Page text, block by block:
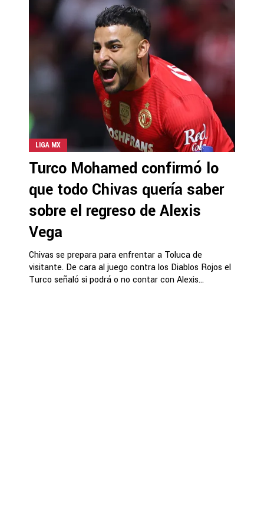
LIGA MX
Turco Mohamed confirmó lo
que todo Chivas quería saber
sobre el regreso de Alexis
Vega
Chivas se prepara para enfrentar a Toluca de
visitante. De cara al juego contra los Diablos Rojos el
Turco señaló si podrá o no contar con Alexis...